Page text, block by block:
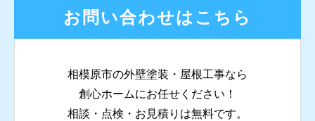
お問い合わせはこちら
相模原市の外壁塗装・屋根工事なら
創心ホームにお任せください！
相談・点検・お見積りは無料です。